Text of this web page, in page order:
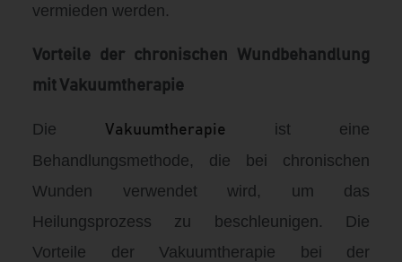
vermieden werden.
Vorteile der chronischen Wundbehandlung
mit Vakuumtherapie
Die Vakuumtherapie
ist eine
Behandlungsmethode, die bei chronischen
Wunden verwendet wird, um das
Heilungsprozess zu beschleunigen. Die
Vorteile der Vakuumtherapie bei der